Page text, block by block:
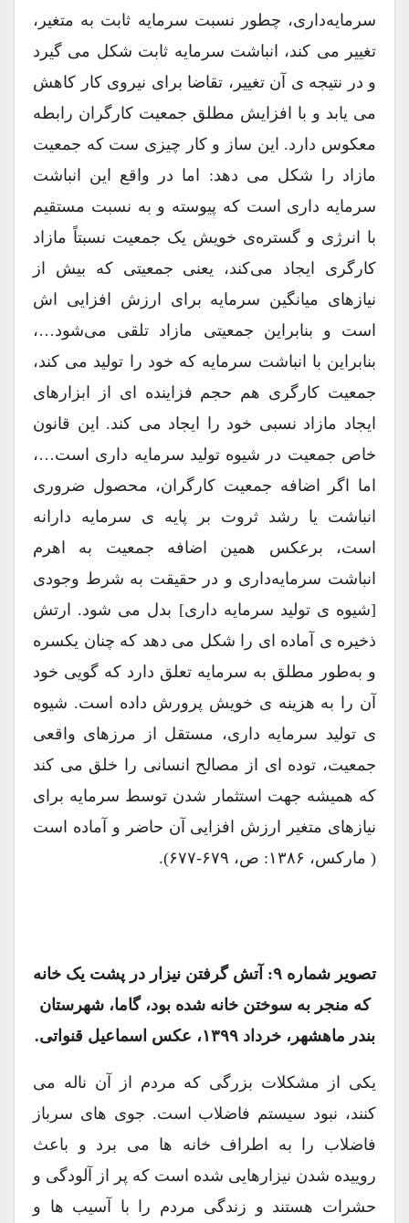
سرمایه‌داری، چطور نسبت سرمایه ثابت به متغیر،
تغییر می کند، انباشت سرمایه ثابت شکل می گیرد
و در نتیجه ی آن تغییر، تقاضا برای نیروی کار کاهش
می یابد و با افزایش مطلق جمعیت کارگران رابطه
معکوس دارد. این ساز و کار چیزی ست که جمعیت
مازاد را شکل می دهد: اما در واقع این انباشت
سرمایه داری است که پیوسته و به نسبت مستقیم
با انرژی و گستره‌ی خویش یک جمعیت نسبتاً مازاد
کارگری ایجاد می‌کند، یعنی جمعیتی که بیش از
نیازهای میانگین سرمایه برای ارزش افزایی اش
است و بنابراین جمعیتی مازاد تلقی می‌شود…،
بنابراین با انباشت سرمایه که خود را تولید می کند،
جمعیت کارگری هم حجم فزاینده ای از ابزارهای
ایجاد مازاد نسبی خود را ایجاد می کند. این قانون
خاص جمعیت در شیوه تولید سرمایه داری است…،
اما اگر اضافه جمعیت کارگران، محصول ضروری
انباشت یا رشد ثروت بر پایه ی سرمایه دارانه
است، برعکس همین اضافه جمعیت به اهرم
انباشت سرمایه‌داری و در حقیقت به شرط وجودی
[شیوه ی تولید سرمایه داری] بدل می شود. ارتش
ذخیره ی آماده ای را شکل می دهد که چنان یکسره
و به‌طور مطلق به سرمایه تعلق دارد که گویی خود
آن را به هزینه ی خویش پرورش داده است. شیوه
ی تولید سرمایه داری، مستقل از مرزهای واقعی
جمعیت، توده ای از مصالح انسانی را خلق می کند
که همیشه جهت استثمار شدن توسط سرمایه برای
نیازهای متغیر ارزش افزایی آن حاضر و آماده است
( مارکس، ۱۳۸۶: ص، ۶۷۹-۶۷۷).
تصویر شماره ۹: آتش گرفتن نیزار در پشت یک خانه
که منجر به سوختن خانه شده بود، گاما، شهرستان
بندر ماهشهر، خرداد ۱۳۹۹، عکس اسماعیل قنواتی.
یکی از مشکلات بزرگی که مردم از آن ناله می
کنند، نبود سیستم فاضلاب است. جوی های سرباز
فاضلاب را به اطراف خانه ها می برد و باعث
روییده شدن نیزارهایی شده است که پر از آلودگی و
حشرات هستند و زندگی مردم را با آسیب ها و